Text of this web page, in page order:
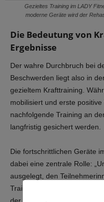
Gezieltes Training im LADY
moderne Geräte wird der
Die Bedeutung von
Ergebnisse
Der wahre Durchbruch bei
Beschwerden liegt also in
gezieltem Krafttraining.
mobilisiert und erste
nachfolgende Training an
langfristig gesichert werden.
Die fortschrittlichen Geräte
dabei eine zentrale Rolle:
ausgelegt, den
Training zu ermöglichen.
der Frauen an und sorgen